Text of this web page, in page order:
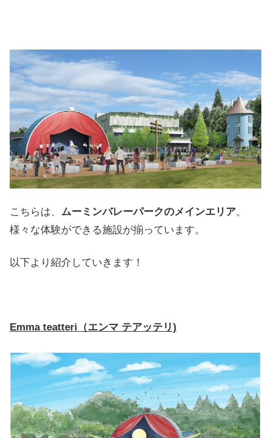
こちらは、 ムーミンバレーパークのメインエリア。
様々な体験ができる施設が揃っています。
以下より紹介していきます！
Emma teatteri（エンマ テアッテリ)